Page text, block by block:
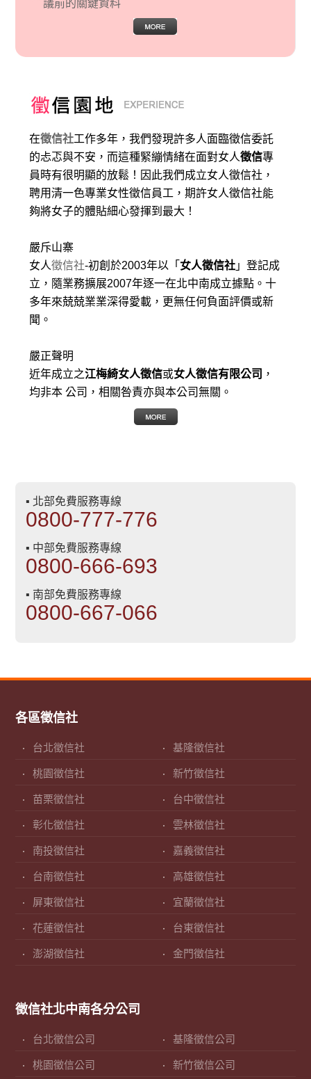
議前的關鍵資料
在徵信社工作多年，我們發現許多人面臨徵信委託
的忐忑與不安，而這種緊繃情緒在面對女人徵信專
員時有很明顯的放鬆！因此我們成立女人徵信社，
聘用清一色專業女性徵信員工，期許女人徵信社能
夠將女子的體貼細心發揮到最大 ！
嚴斥山寨
女人徵信社-初創於2003年以「 女人徵信社 」登記成
立，隨業務擴展2007年逐一在北中南成立據點。十
多年來兢兢業業深得愛載，更無任何負面評價或新
聞。
嚴正聲明
近年成立之江梅綺女人徵信或女人徵信有限公司 ，
均非本 公司，相關咎責亦與本公司無關。
▪ 北部免費服務專線
0800-777-776
▪ 中部免費服務專線
0800-666-693
▪ 南部免費服務專線
0800-667-066
各區徵信社
台北徵信社 基隆徵信社
桃園徵信社 新竹徵信社
苗栗徵信社 台中徵信社
彰化徵信社 雲林徵信社
南投徵信社 嘉義徵信社
台南徵信社 高雄徵信社
屏東徵信社 宜蘭徵信社
花蓮徵信社 台東徵信社
澎湖徵信社 金門徵信社
徵信社北中南各分公司
台北徵信公司 基隆徵信公司
桃園徵信公司 新竹徵信公司